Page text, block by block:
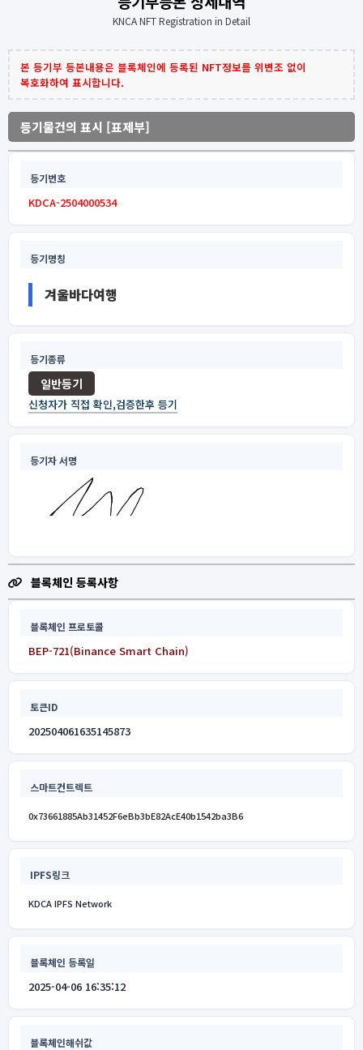
KNCA NFT Registration in Detail
본 등기부 등본내용은 블록체인에 등록된 NFT정보를 위변조 없이
복호화하여 표시합니다.
등기물건의 표시 [표제부]
등기번호
KDCA-2504000534
등기명칭
겨울바다여행
등기종류
일반등기
신청자가 직접 확인,검증한후 등기
등기자 서명
블록체인 등록사항
블록체인 프로토콜
BEP-721(Binance Smart Chain)
토큰ID
202504061635145873
스마트컨트렉트
0x73661885Ab31452F6eBb3bE82AcE40b1542ba3B6
IPFS링크
KDCA IPFS Network
블록체인 등록일
2025-04-06 16:35:12
블록체인해쉬값